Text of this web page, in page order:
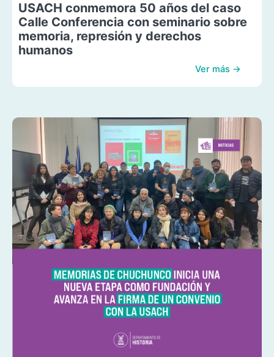
USACH conmemora 50 años del caso
Calle Conferencia con seminario sobre
memoria, represión y derechos
humanos
Ver más →